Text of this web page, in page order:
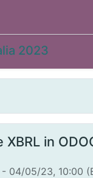
2023
XBRL in
- 04/05/23, 10:00 (